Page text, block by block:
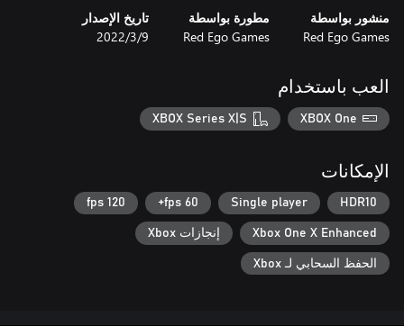
منشور بواسطة
Red Ego Games
مطورة بواسطة
Red Ego Games
تاريخ الإصدار
9‏/3‏/2022
العب باستخدام
XBOX One
XBOX Series X|S
الإمكانات
HDR10
Single player
60 fps+
120 fps
Xbox One X Enhanced إنجازات Xbox
الحفظ السحابي لـ Xbox